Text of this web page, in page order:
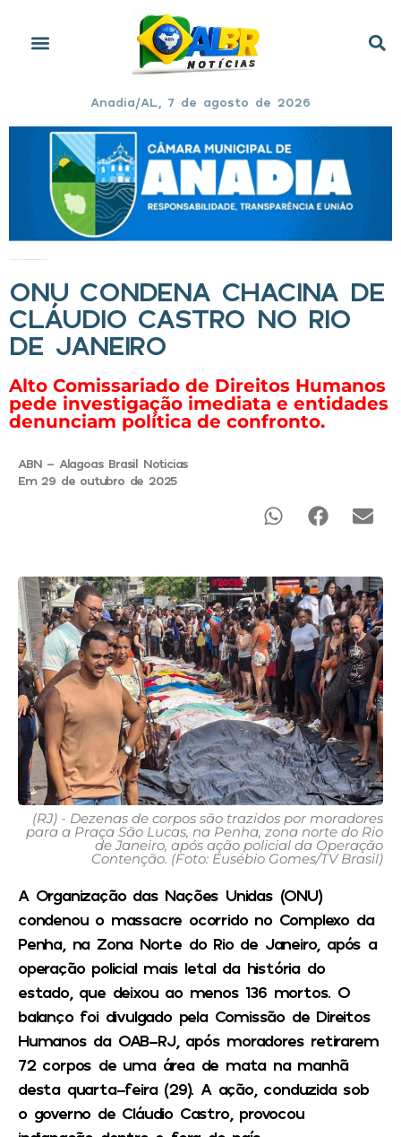
Anadia/AL, 7 de agosto de 2026
ONU CONDENA CHACINA DE
CLÁUDIO CASTRO NO RIO
DE JANEIRO
Alto Comissariado de Direitos Humanos
pede investigação imediata e entidades
denunciam política de confronto.
ABN - Alagoas Brasil Noticias
Em 29 de outubro de 2025
(RJ) - Dezenas de corpos são trazidos por moradores
para a Praça São Lucas, na Penha, zona norte do Rio
de Janeiro, após ação policial da Operação
Contenção. (Foto: Eusébio Gomes/TV Brasil)
A Organização das Nações Unidas (ONU)
condenou o massacre ocorrido no Complexo da
Penha, na Zona Norte do Rio de Janeiro, após a
operação policial mais letal da história do
estado, que deixou ao menos 136 mortos. O
balanço foi divulgado pela Comissão de Direitos
Humanos da OAB-RJ, após moradores retirarem
72 corpos de uma área de mata na manhã
desta quarta-feira (29). A ação, conduzida sob
o governo de Cláudio Castro, provocou